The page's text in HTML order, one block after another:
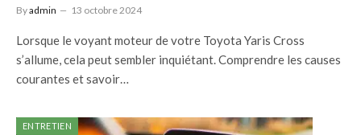
Byadmin 13 octobre 2024
Lorsque le voyant moteur de votre Toyota Yaris Cross
s’allume, cela peut sembler inquiétant. Comprendre les causes
courantes et savoir…
ENTRETIEN